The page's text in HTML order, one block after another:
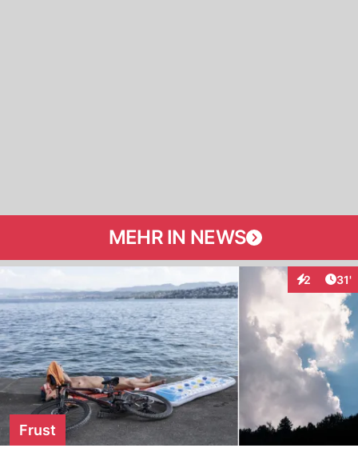
MEHR IN NEWS
2 31'
Frust